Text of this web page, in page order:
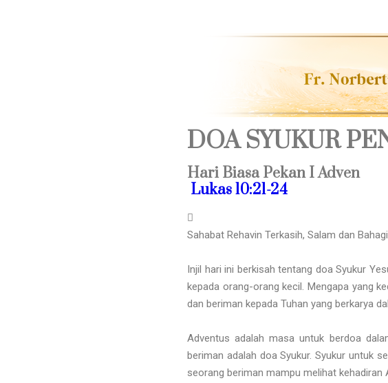
DOA SYUKUR
Hari Biasa Pekan I Adven
Lukas 10:21-24
Sahabat Rehavin Terkasih, Salam dan
Injil hari ini berkisah tentang doa Syukur
kepada orang-orang kecil. Mengapa yang
dan beriman kepada Tuhan yang berkarya
Adventus adalah masa untuk berdoa
beriman adalah doa Syukur. Syukur untuk
seorang beriman mampu melihat kehadiran